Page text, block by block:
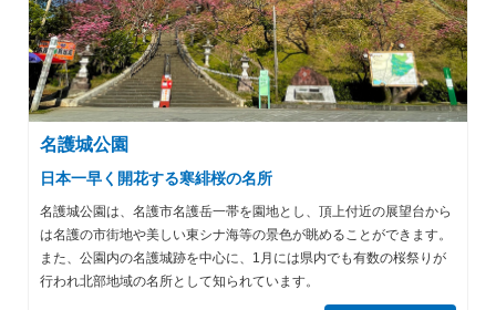
名護城公園
日本一早く開花する寒緋桜の名所
名護城公園は、名護市名護岳一帯を園地とし、頂上付近の展望台から
は名護の市街地や美しい東シナ海等の景色が眺めることができます。
また、公園内の名護城跡を中心に、1月には県内でも有数の桜祭りが
行われ北部地域の名所として知られています。